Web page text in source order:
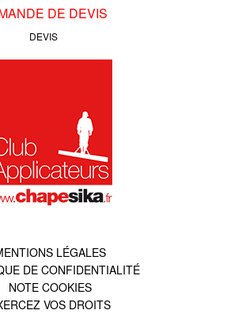
DE DEVIS
DEVIS
LÉGALES
DE CONFIDENTIALITÉ
NOTE COOKIES
VOS DROITS